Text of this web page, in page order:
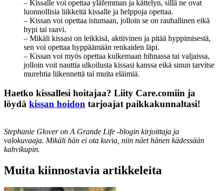
– Kissalle voi opettaa yläfemman ja kättelyn, sillä ne ovat
luonnollisia liikkeitä kissalle ja helppoja opettaa.
– Kissan voi opettaa istumaan, jolloin se on rauhallinen eikä
hypi tai raavi.
– Mikäli kissasi on leikkisä, aktiivinen ja pitää hyppimisestä,
sen voi opettaa hyppäämään renkaiden läpi.
– Kissan voi myös opettaa kulkemaan hihnassa tai valjaissa,
jolloin voit nauttia ulkoilusta kissasi kanssa eikä sinun tarvitse
murehtia liikennettä tai muita eläimiä.
Haetko kissallesi hoitajaa? Liity Care.comiin ja
löydä kissan hoidon tarjoajat paikkakunnaltasi!
Stephanie Glover on A Grande Life -blogin kirjoittaja ja
valokuvaaja. Mikäli hän ei ota kuvia, niin näet hänen kädessään
kahvikupin.
Muita kiinnostavia artikkeleita